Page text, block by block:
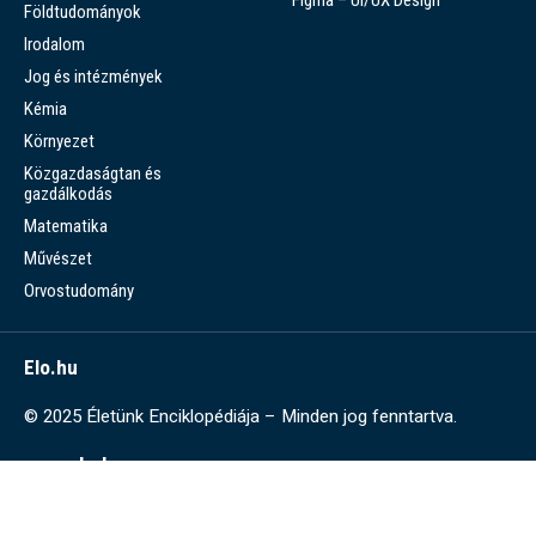
Földtudományok
Irodalom
Jog és intézmények
Kémia
Környezet
Közgazdaságtan és
gazdálkodás
Matematika
Művészet
Orvostudomány
Elo.hu
© 2025 Életünk Enciklopédiája – Minden jog fenntartva.
www.elo.hu